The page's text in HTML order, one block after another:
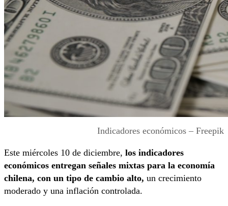
Indicadores económicos – Freepik
Este miércoles 10 de diciembre, los indicadores
económicos entregan señales mixtas para la economía
chilena, con un tipo de cambio alto, un crecimiento
moderado y una inflación controlada.